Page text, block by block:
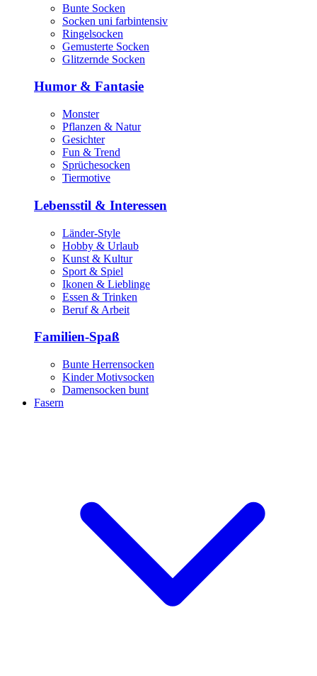
Bunte Socken
Socken uni farbintensiv
Ringelsocken
Gemusterte Socken
Glitzernde Socken
Humor & Fantasie
Monster
Pflanzen & Natur
Gesichter
Fun & Trend
Sprüchesocken
Tiermotive
Lebensstil & Interessen
Länder-Style
Hobby & Urlaub
Kunst & Kultur
Sport & Spiel
Ikonen & Lieblinge
Essen & Trinken
Beruf & Arbeit
Familien-Spaß
Bunte Herrensocken
Kinder Motivsocken
Damensocken bunt
Fasern